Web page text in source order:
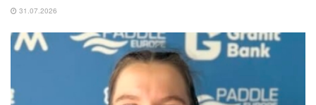
31.07.2026